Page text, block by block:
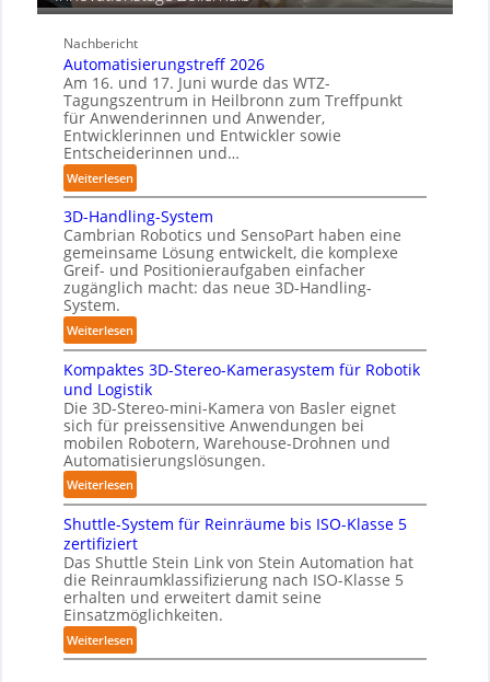
C
b
o
t
n
i
g
e
P
o
l
y
m
e
r
a
g
e
r
f
ü
r
T
a
u
c
o
b
o
t
e
r
Nachbericht
Automatisierungstreff 2026
Am 16. und 17. Juni wurde das WTZ-
Tagungszentrum in Heilbronn zum Treffpunkt
für Anwenderinnen und Anwender,
Entwicklerinnen und Entwickler sowie
Entscheiderinnen und…
Weiterlesen:
A
u
t
o
m
t
i
s
i
e
r
u
n
g
s
t
r
e
f
f
2
0
3D-Handling-System
Cambrian Robotics und SensoPart haben eine
gemeinsame Lösung entwickelt, die komplexe
Greif- und Positionieraufgaben einfacher
zugänglich macht: das neue 3D-Handling-
System.
Weiterlesen:
3
D
-
H
a
n
d
l
n
g
-
S
y
s
t
Kompaktes 3D-Stereo-Kamerasystem für Robotik
und Logistik
Die 3D-Stereo-mini-Kamera von Basler eignet
sich für preissensitive Anwendungen bei
mobilen Robotern, Warehouse-Drohnen und
Automatisierungslösungen.
Weiterlesen:
K
o
m
p
a
k
t
e
Shuttle-System für Reinräume bis ISO-Klasse 5
zertifiziert
Das Shuttle Stein Link von Stein Automation hat
die Reinraumklassifizierung nach ISO-Klasse 5
erhalten und erweitert damit seine
Einsatzmöglichkeiten.
Weiterlesen:
S